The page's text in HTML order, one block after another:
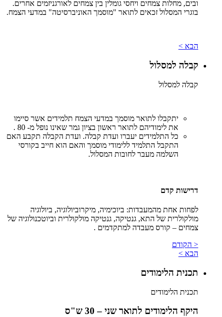
ובים, מחלות צמחים ויחסי גומלין בין צמחים לאורגניזמים אחרים.
בוגרי המסלול זכאים לתואר "מוסמך האוניברסיטה" במדעי הצמח.
הבא >
קבלה למסלול
קבלה למסלול
יתקבלו לתואר מוסמך במדעי הצמח תלמידים אשר סיימו
את לימודיהם לתואר ראשון בציון גמר שאינו נופל מ- 80 .
כל התלמידים יעברו ועדת קבלה. ועדת הקבלה תקבע האם
התקבל התלמיד ללימודי מוסמך והאם הוא חייב בקורסי
השלמה מעבר לחובות המסלול.
דרישות קדם
לפחות אחת מהמעבדות: ביוכימיה, מיקרוביולוגיה, ביולוגיה
מולקולרית של התא, גנטיקה, גנטיקה מולקולרית וביוטכנולוגיה של
צמחים – קורס מעבדה למתקדמים .
< הקודם
הבא >
תכנית הלימודים
תכנית הלימודים
היקף הלימודים לתואר שני – 30 ש"ס